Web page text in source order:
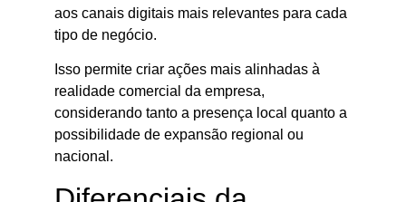
aos canais digitais mais relevantes para cada
tipo de negócio.
Isso permite criar ações mais alinhadas à
realidade comercial da empresa,
considerando tanto a presença local quanto a
possibilidade de expansão regional ou
nacional.